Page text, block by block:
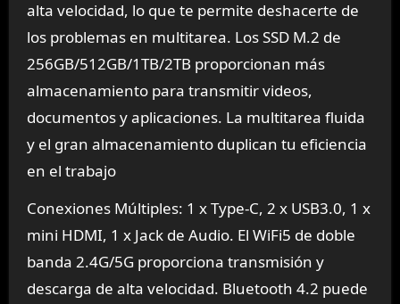
alta velocidad, lo que te permite deshacerte de
los problemas en multitarea. Los SSD M.2 de
256GB/512GB/1TB/2TB proporcionan más
almacenamiento para transmitir videos,
documentos y aplicaciones. La multitarea fluida
y el gran almacenamiento duplican tu eficiencia
en el trabajo
Conexiones Múltiples: 1 x Type-C, 2 x USB3.0, 1 x
mini HDMI, 1 x Jack de Audio. El WiFi5 de doble
banda 2.4G/5G proporciona transmisión y
descarga de alta velocidad. Bluetooth 4.2 puede